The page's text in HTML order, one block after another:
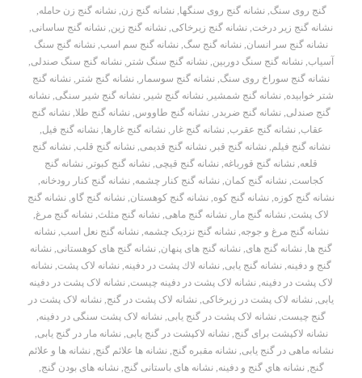
گنج روی سنگ,نشانه گنج روی سنگها,نشانه گنج زن,نشانه گنج زن حامله,
نشانه گنج زیر درخت, نشانه گنج زیرخاکی, نشانه گنج زین, نشانه گنج ساسانی,
نشانه گنج سر انسان, نشانه گنج سگ, نشانه گنج سم اسب, نشانه گنج سنگ
آسیاب, نشانه گنج سنگ دوربین, نشانه گنج سنگ شتر , نشانه گنج سنگ صندلی,
نشانه گنج سوراخ روی سنگ, نشانه گنج سوسمار , نشانه گنج شتر , نشانه گنج
شتر خوابیده, نشانه گنج شمشیر , نشانه گنج شیر , نشانه گنج شیر سنگی, نشانه
گنج صندلی, نشانه گنج ضربدر , نشانه گنج طاووس, نشانه گنج طلا, نشانه گنج
عقاب,نشانه گنج عقرب,نشانه گنج غار ,نشانه گنج غارها,نشانه گنج فیل,
نشانه گنج فیلم,نشانه گنج قبر ,نشانه گنج قدیمی,نشانه گنج قلب,نشانه گنج
قلعه, نشانه گنج قورباغه, نشانه گنج قیچی, نشانه گنج کبوتر , نشانه گنج
کجاست, نشانه گنج کمان, نشانه گنج کنار چشمه, نشانه گنج کنار رودخانه,
نشانه گنج کوزه, نشانه گنج کوه, نشانه گنج کوهستان, نشانه گنج گاو, نشانه گنج
لاک پشت, نشانه گنج مار , نشانه گنج ماهی, نشانه گنج مثلث, نشانه گنج مرغ,
نشانه گنج مرغ و جوجه,نشانه گنج نزدیک چشمه,نشانه گنج نعل اسب,نشانه
گنج ها, نشانه گنج های, نشانه گنج های پنهان, نشانه گنج های کوهستانی, نشانه
گنج و دفینه, نشانه گنج یابی, نشانه لاك پشت در دفينه, نشانه لاک پشت, نشانه
لاک پشت در دفینه, نشانه لاک پشت در دفینه چیست, نشانه لاک پشت در دفینه
یابی, نشانه لاک پشت در زیرخاکی, نشانه لاک پشت در گنج, نشانه لاک پشت در
گنج چیست, نشانه لاک پشت در گنج یابی, نشانه لاک پشت سنگی در دفینه,
نشانه لاکپشت برای گنج,نشانه لاکپشت در گنج یابی,نشانه مار در گنج یابی,
نشانه ماهی در گنج یابی, نشانه مقبره گنج, نشانه ها علائم گنج, نشانه ها و علائم
گنج,نشانه هاي گنج و دفينه,نشانه های باستانی گنج,نشانه های بودن گنج,